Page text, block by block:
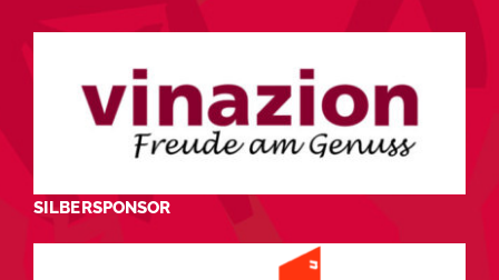
SILBERSPONSOR